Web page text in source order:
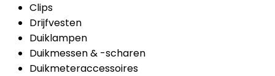
Clips
Drijfvesten
Duiklampen
Duikmessen & -scharen
Duikmeteraccessoires